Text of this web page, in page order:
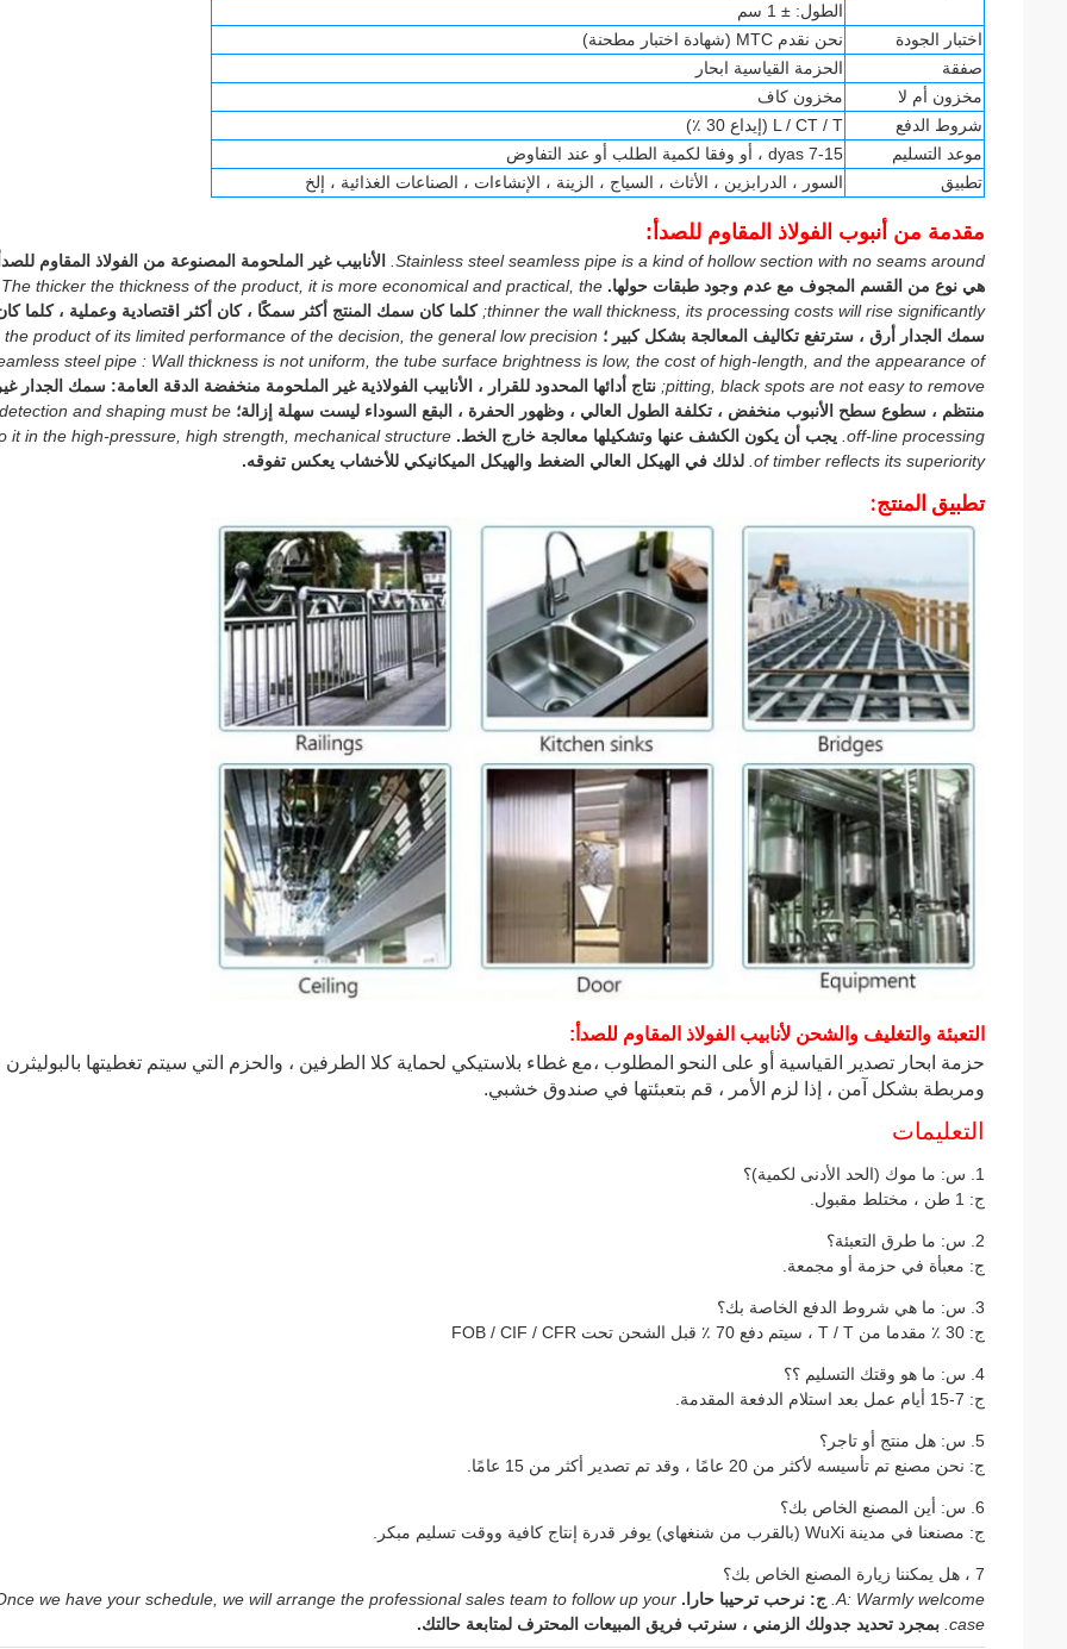
الطول: ± 1 سم
اختبار الجودة
نحن نقدم MTC (شهادة اختبار مطحنة)
صفقة
الحزمة القياسية ابحار
مخزون أم لا
مخزون كاف
شروط الدفع
L / CT / T (إيداع 30 ٪)
موعد التسليم
7-15 dyas ، أو وفقا لكمية الطلب أو عند التفاوض
تطبيق
السور ، الدرابزين ، الأثاث ، السياج ، الزينة ، الإنشاءات ، الصناعات الغذائية ، إلخ
مقدمة من أنبوب الفولاذ المقاوم للصدأ:
Stainless steel seamless pipe is a kind of hollow section with no seams around.
الأنابيب غير الملحومة المصنوعة من الفولاذ المقاوم للصدأ
هي نوع من القسم المجوف مع عدم وجود طبقات حولها. The thicker the thickness of the product, it is more economical and practical, the
thinner the wall thickness, its processing costs will rise significantly; كلما كان سمك المنتج أكثر سمكًا ، كان أكثر اقتصادية وعملية ، كلما
سمك الجدار أرق ، سترتفع تكاليف المعالجة بشكل كبير ؛ the product of its limited performance of the decision, the general low precision
steel pipe : Wall thickness is not uniform, the tube surface brightness is low, the cost of high-length, and the appearance of
pitting, black spots are not easy to remove; نتاج أدائها المحدود للقرار ، الأنابيب الفولاذية غير الملحومة منخفضة الدقة العامة: سمك الجدار غير
منتظم ، سطوع سطح الأنبوب منخفض ، تكلفة الطول العالي ، وظهور الحفرة ، البقع السوداء ليست سهلة إزالة؛ and shaping must be
off-line processing. يجب أن يكون الكشف عنها وتشكيلها معالجة خارج الخط. it in the high-pressure, high strength, mechanical structure
of timber reflects its superiority. لذلك في الهيكل العالي الضغط والهيكل الميكانيكي للأخشاب يعكس تفوقه.
تطبيق المنتج:
التعبئة والتغليف والشحن لأنابيب الفولاذ المقاوم للصدأ:
حزمة ابحار تصدير القياسية أو على النحو المطلوب ،مع غطاء بلاستيكي لحماية كلا الطرفين ، والحزم التي سيتم تغطيتها بالبوليثرن
ومربطة بشكل آمن ، إذا لزم الأمر ، قم بتعبئتها في صندوق خشبي.
التعليمات
1. س: ما موك (الحد الأدنى لكمية)؟
ج: 1 طن ، مختلط مقبول.
2. س: ما طرق التعبئة؟
ج: معبأة في حزمة أو مجمعة.
3. س: ما هي شروط الدفع الخاصة بك؟
ج: 30 ٪ مقدما من T / T ، سيتم دفع 70 ٪ قبل الشحن تحت FOB / CIF / CFR
4. س: ما هو وقتك التسليم ؟؟
ج: 7-15 أيام عمل بعد استلام الدفعة المقدمة.
5. س: هل منتج أو تاجر؟
ج: نحن مصنع تم تأسيسه لأكثر من 20 عامًا ، وقد تم تصدير أكثر من 15 عامًا.
6. س: أين المصنع الخاص بك؟
ج: مصنعنا في مدينة WuXi (بالقرب من شنغهاي) يوفر قدرة إنتاج كافية ووقت تسليم مبكر.
7 ، هل يمكننا زيارة المصنع الخاص بك؟
A: Warmly welcome. ج: نرحب ترحيبا حارا. we have your schedule, we will arrange the professional sales team to follow up your
case. بمجرد تحديد جدولك الزمني ، سنرتب فريق المبيعات المحترف لمتابعة حالتك.